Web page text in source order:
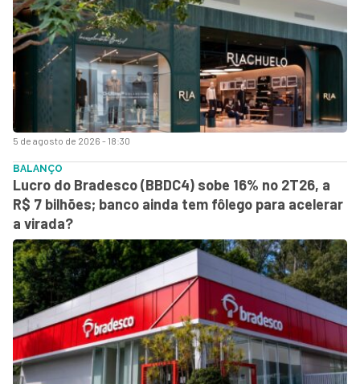
5 de agosto de 2026 - 18:30
BALANÇO
Lucro do Bradesco (BBDC4) sobe 16% no 2T26, a
R$ 7 bilhões; banco ainda tem fôlego para acelerar
a virada?